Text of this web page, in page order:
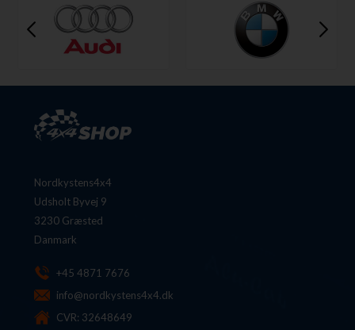
Nordkystens4x4
Udsholt Byvej 9
3230 Græsted
Danmark
+45 4871 7676
info@nordkystens4x4.dk
CVR: 32648649